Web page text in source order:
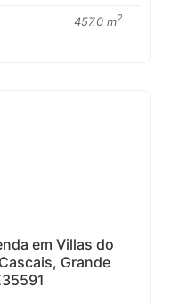
457.0 m2
em Villas do
Grande